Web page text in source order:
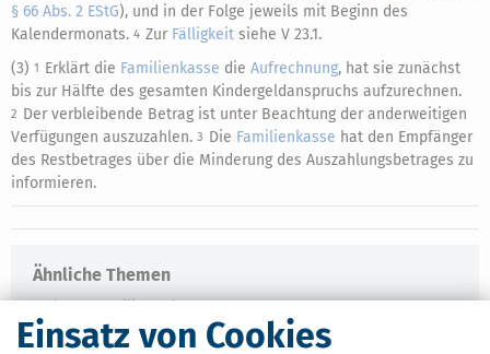
Einsatz von Cookies
§ 66 Abs. 2 EStG), und in der Folge jeweils mit Beginn des
Kalendermonats. 4 Zur Fälligkeit siehe V 23.1.
(3) 1 Erklärt die Familienkasse die Aufrechnung, hat sie zunächst
bis zur Hälfte des gesamten Kindergeldanspruchs aufzurechnen.
2 Der verbleibende Betrag ist unter Beachtung der anderweitigen
Verfügungen auszuzahlen. 3 Die Familienkasse hat den Empfänger
des Restbetrages über die Minderung des Auszahlungsbetrages zu
informieren.
Ähnliche Themen
Eltern, Familie & Ehe
Krankheit, Betreuung & Pflege